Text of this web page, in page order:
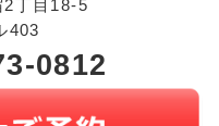
2丁目18-5
403
0812